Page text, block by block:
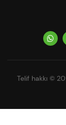
Telif hakkı ©